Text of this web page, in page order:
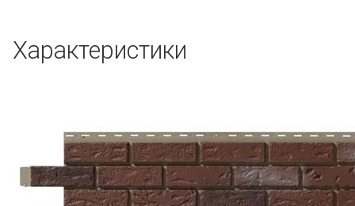
Характеристики